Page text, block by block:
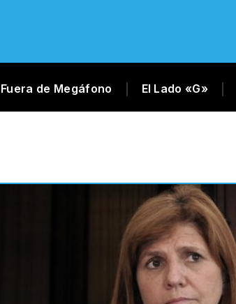
Fuera de Megáfono El Lado «G»